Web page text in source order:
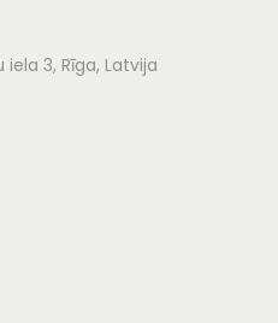
3, Rīga, Latvija